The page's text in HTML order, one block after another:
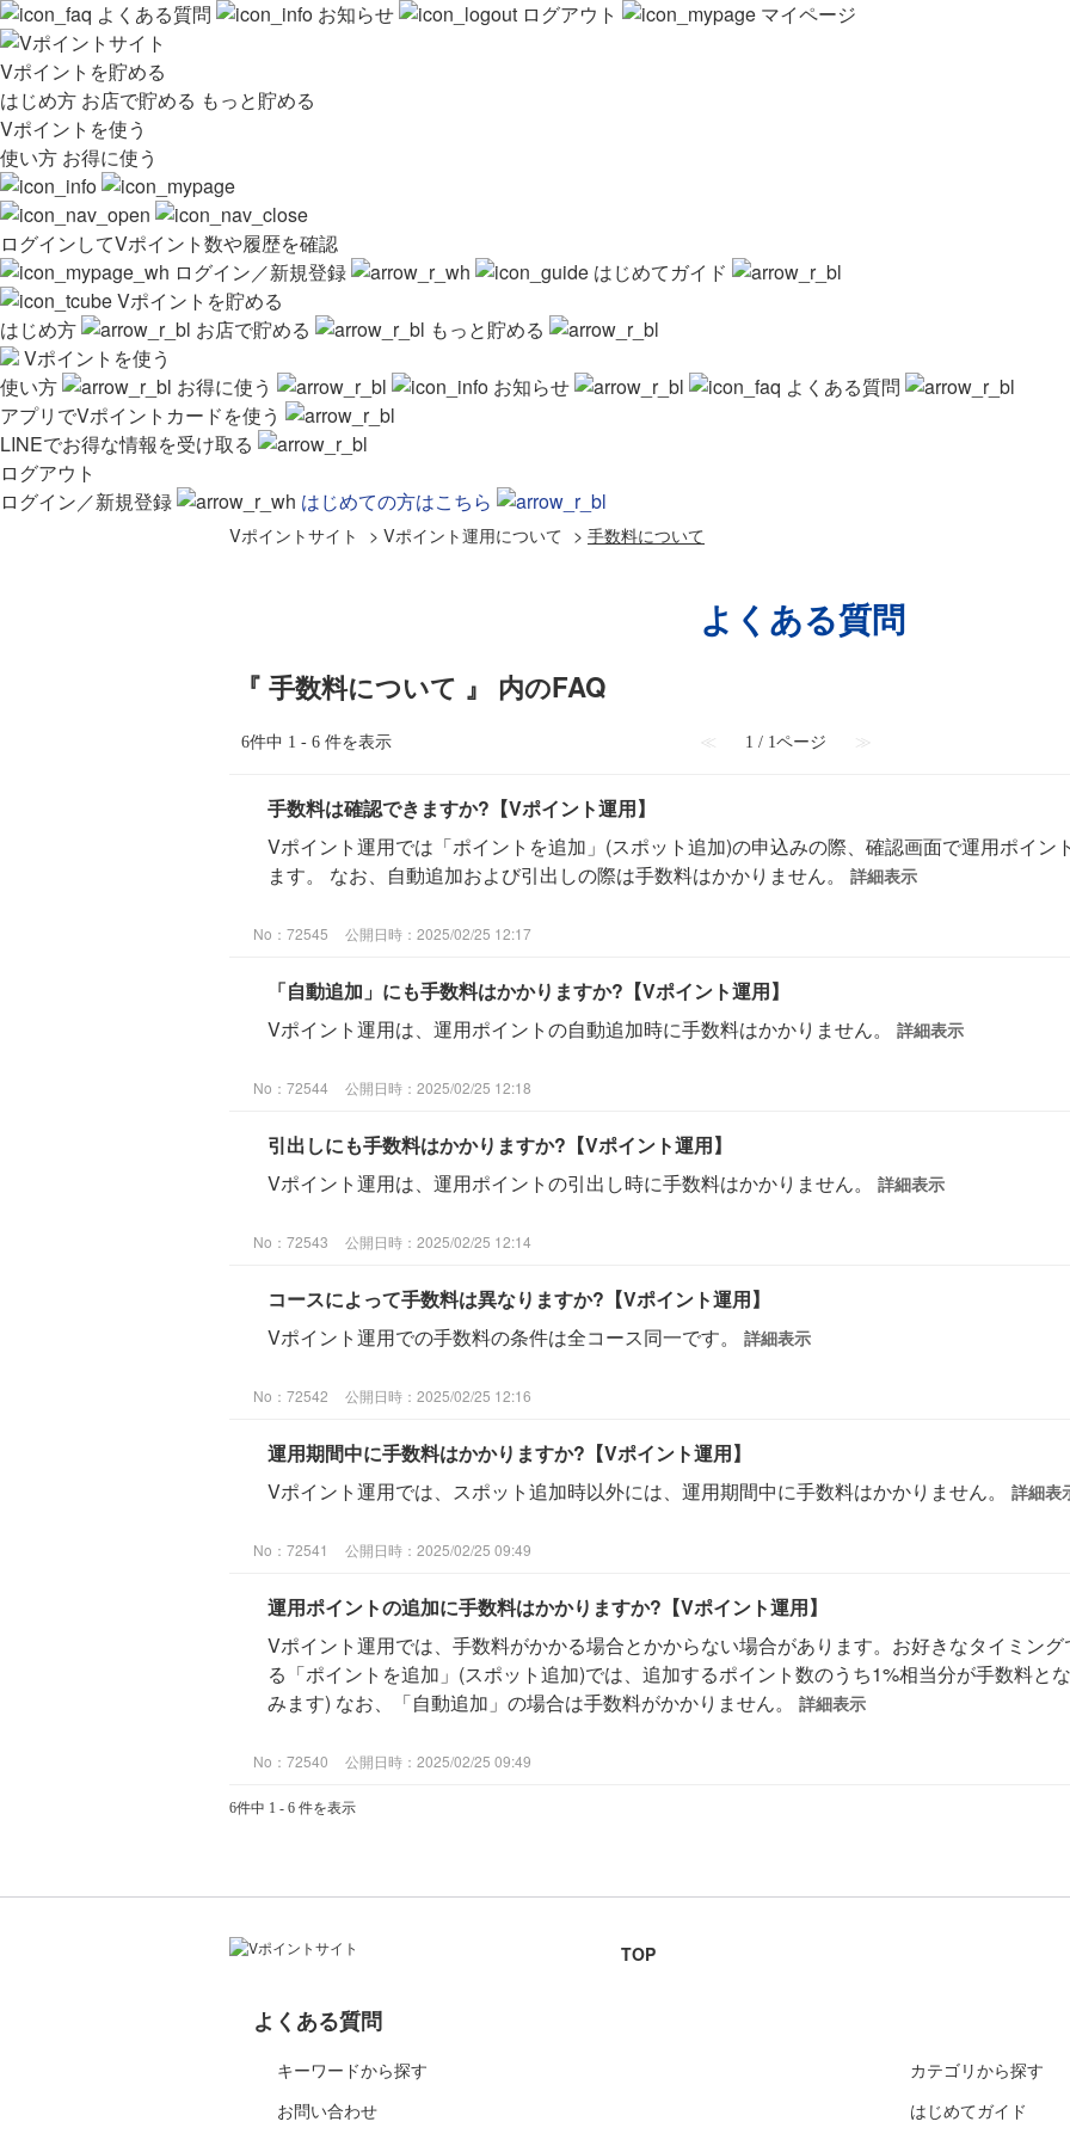
よくある質問 お知らせ ログアウト マイページ
Vポイントを貯める
はじめ方 お店で貯める もっと貯める
Vポイントを使う
使い方 お得に使う
ログインしてVポイント数や履歴を確認
ログイン／新規登録
はじめてガイド
Vポイントを貯める
はじめ方
お店で貯める
もっと貯める
Vポイントを使う
使い方
お得に使う お知らせ
よくある質問
アプリでVポイントカードを使う
LINEでお得な情報を受け取る
ログアウト
ログイン／新規登録
はじめての方はこちら
Vポイントサイト > Vポイント運用について > 手数料について
よくある質問
『 手数料について 』 内のFAQ
6件中 1 - 6 件を表示 ≪ 1 / 1ページ ≫
手数料は確認できますか?【Vポイント運用】
Vポイント運用では「ポイントを追加」(スポット追加)の申込みの際、確認画面で運用ポイン
ます。 なお、自動追加および引出しの際は手数料はかかりません。 詳細表示
No：72545 公開日時：2025/02/25 12:17
「自動追加」にも手数料はかかりますか?【Vポイント運用】
Vポイント運用は、運用ポイントの自動追加時に手数料はかかりません。 詳細表示
No：72544 公開日時：2025/02/25 12:18
引出しにも手数料はかかりますか?【Vポイント運用】
Vポイント運用は、運用ポイントの引出し時に手数料はかかりません。 詳細表示
No：72543 公開日時：2025/02/25 12:14
コースによって手数料は異なりますか?【Vポイント運用】
Vポイント運用での手数料の条件は全コース同一です。 詳細表示
No：72542 公開日時：2025/02/25 12:16
運用期間中に手数料はかかりますか?【Vポイント運用】
Vポイント運用では、スポット追加時以外には、運用期間中に手数料はかかりません。 詳細表
No：72541 公開日時：2025/02/25 09:49
運用ポイントの追加に手数料はかかりますか?【Vポイント運用】
Vポイント運用では、手数料がかかる場合とかからない場合があります。お好きなタイミン
る「ポイントを追加」(スポット追加)では、追加するポイント数のうち1%相当分が手数料と
みます) なお、「自動追加」の場合は手数料がかかりません。 詳細表示
No：72540 公開日時：2025/02/25 09:49
6件中 1 - 6 件を表示
TOP
よくある質問
キーワードから探す
カテゴリから探す
お問い合わせ
はじめてガイド